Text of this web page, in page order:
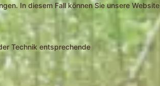
In diesem Fall können Sie unsere Website
Technik entsprechende